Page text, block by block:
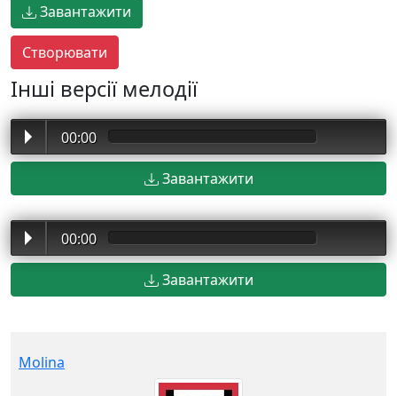
Завантажити
Інші версії мелодії
00:00
Завантажити
00:00
Завантажити
Molina